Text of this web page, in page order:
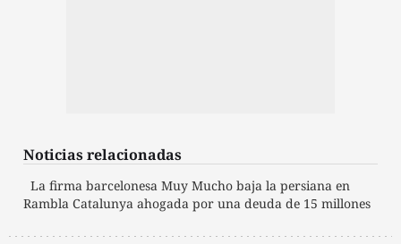
Noticias relacionadas
La firma barcelonesa Muy Mucho baja la persiana en
Rambla Catalunya ahogada por una deuda de 15 millones